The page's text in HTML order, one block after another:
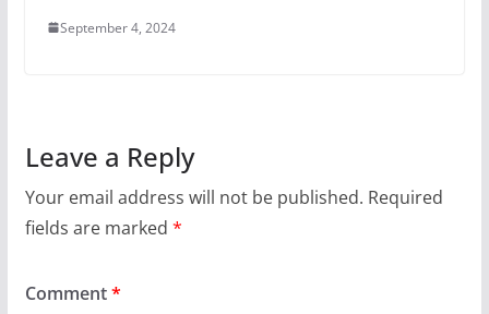
September 4, 2024
Leave a Reply
Your email address will not be published. Required
fields are marked *
Comment*